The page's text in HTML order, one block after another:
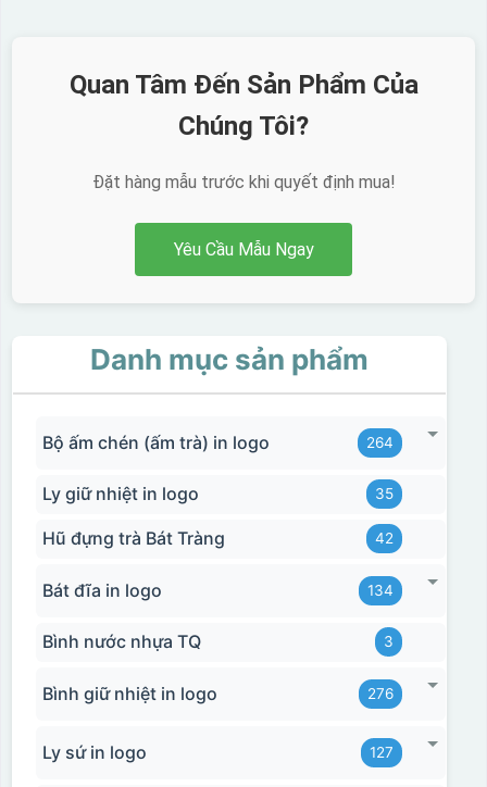
Quan Tâm Đến Sản Phẩm Của
Chúng Tôi?
Đặt hàng mẫu trước khi quyết định mua!
Yêu Cầu Mẫu Ngay
Danh mục sản phẩm
Bộ ấm chén (ấm trà) in logo 264
Ly giữ nhiệt in logo 35
Hũ đựng trà Bát Tràng 42
Bát đĩa in logo 134
Bình nước nhựa TQ 3
Bình giữ nhiệt in logo 276
Ly sứ in logo 127